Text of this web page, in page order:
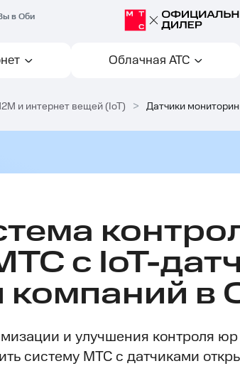
в Оби
Облачная АТС
и интернет вещей (IoT) > Датчики
с IoT-
компаний в
и улучшения контроля
систему МТС с датчиками